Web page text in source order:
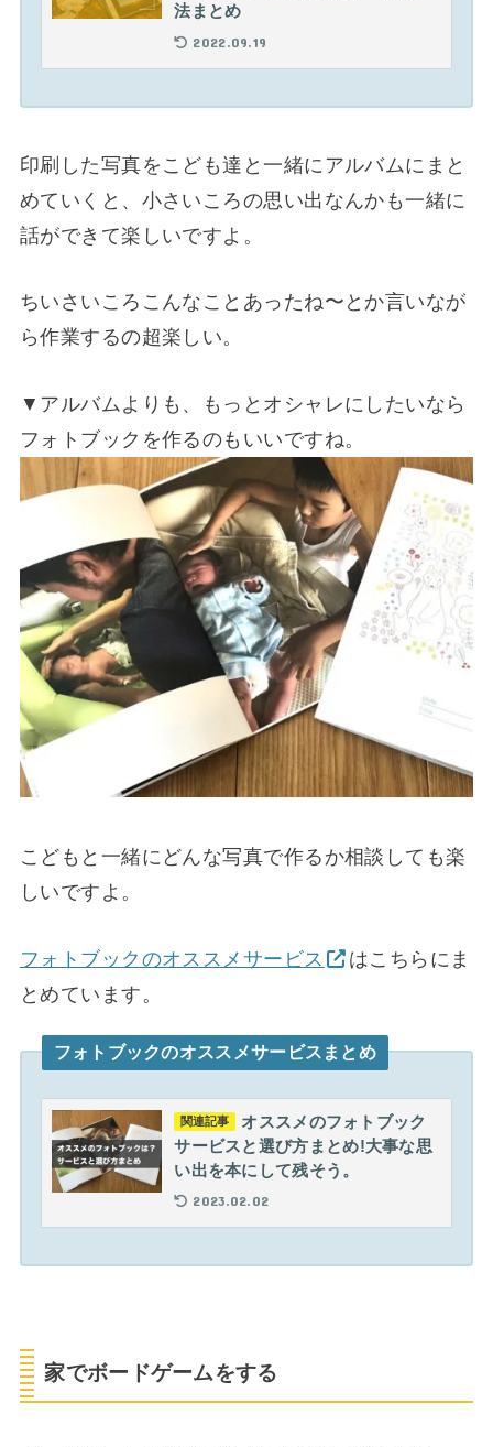
法まとめ
2022.09.19
印刷した写真をこども達と一緒にアルバムにまと
めていくと、小さいころの思い出なんかも一緒に
話ができて楽しいですよ。
ちいさいころこんなことあったね〜とか言いなが
ら作業するの超楽しい。
▼アルバムよりも、もっとオシャレにしたいなら
フォトブックを作るのもいいですね。
こどもと一緒にどんな写真で作るか相談しても楽
しいですよ。
フォトブックのオススメサービス
はこちらにま
とめています。
フォトブックのオススメサービスまとめ
関連記事
オススメのフォトブック
サービスと選び方まとめ!大事な思
い出を本にして残そう。
2023.02.02
家でボードゲームをする